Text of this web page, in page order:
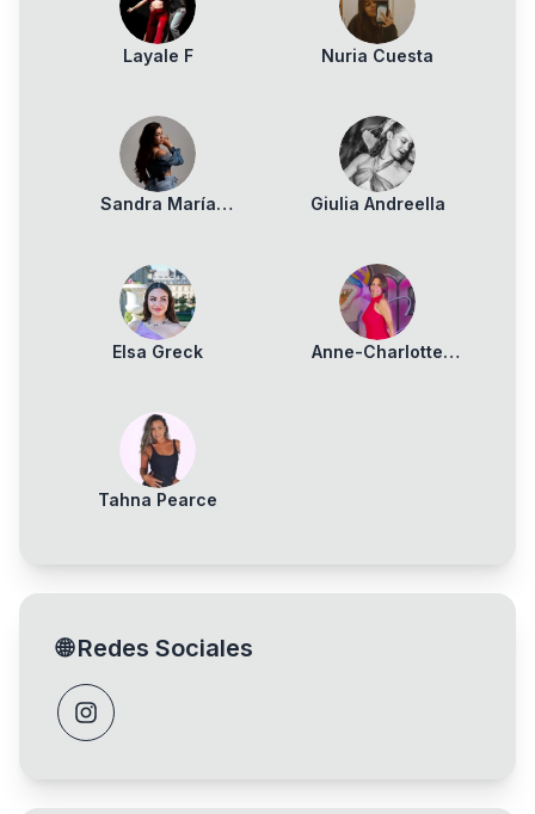
Layale F Nuria Cuesta
Sandra María
Giulia Andreella
Elsa Greck
Anne-Charlotte
Tahna Pearce
🌐Redes Sociales